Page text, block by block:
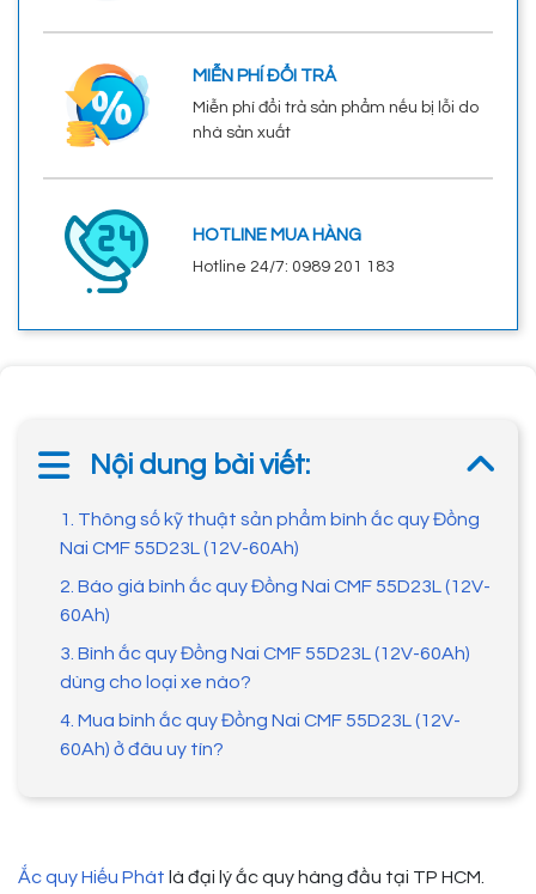
MIỄN PHÍ ĐỔI TRẢ
Miễn phí đổi trả sản phẩm nếu bị lỗi do
nhà sản xuất
HOTLINE MUA HÀNG
Hotline 24/7: 0989 201 183
Nội dung bài viết:
1. Thông số kỹ thuật sản phẩm bình ắc quy Đồng
Nai CMF 55D23L (12V-60Ah)
2. Báo giá bình ắc quy Đồng Nai CMF 55D23L (12V-
60Ah)
3. Bình ắc quy Đồng Nai CMF 55D23L (12V-60Ah)
dùng cho loại xe nào?
4. Mua bình ắc quy Đồng Nai CMF 55D23L (12V-
60Ah) ở đâu uy tín?
Ắc quy Hiếu Phát là đại lý ắc quy hàng đầu tại TP HCM.